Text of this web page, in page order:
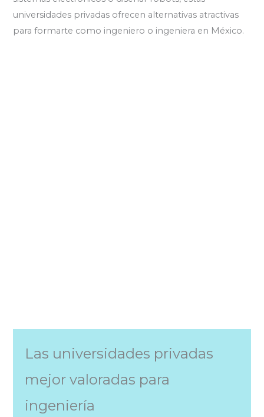
universidades privadas ofrecen alternativas atractivas
para formarte como ingeniero o ingeniera en México.
Las universidades privadas
mejor valoradas para
ingeniería